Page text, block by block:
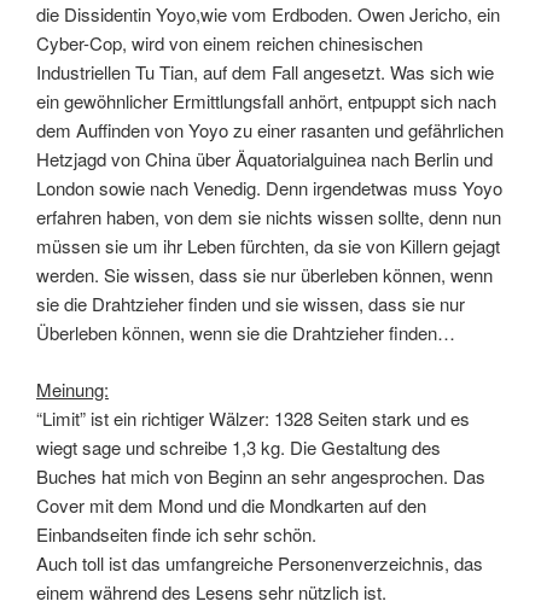
die Dissidentin Yoyo,wie vom Erdboden. Owen Jericho, ein
Cyber-Cop, wird von einem reichen chinesischen
Industriellen Tu Tian, auf dem Fall angesetzt. Was sich wie
ein gewöhnlicher Ermittlungsfall anhört, entpuppt sich nach
dem Auffinden von Yoyo zu einer rasanten und gefährlichen
Hetzjagd von China über Äquatorialguinea nach Berlin und
London sowie nach Venedig. Denn irgendetwas muss Yoyo
erfahren haben, von dem sie nichts wissen sollte, denn nun
müssen sie um ihr Leben fürchten, da sie von Killern gejagt
werden. Sie wissen, dass sie nur überleben können, wenn
sie die Drahtzieher finden und sie wissen, dass sie nur
Überleben können, wenn sie die Drahtzieher finden…
Meinung:
“Limit” ist ein richtiger Wälzer: 1328 Seiten stark und es
wiegt sage und schreibe 1,3 kg. Die Gestaltung des
Buches hat mich von Beginn an sehr angesprochen. Das
Cover mit dem Mond und die Mondkarten auf den
Einbandseiten finde ich sehr schön.
Auch toll ist das umfangreiche Personenverzeichnis, das
einem während des Lesens sehr nützlich ist.